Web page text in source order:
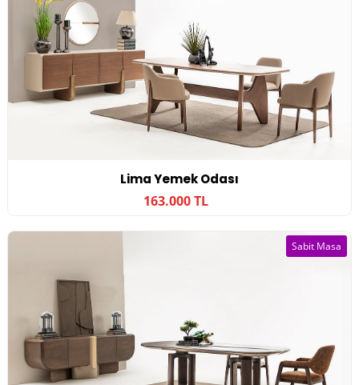
Lima Yemek Odası
163.000 TL
Sabit Masa